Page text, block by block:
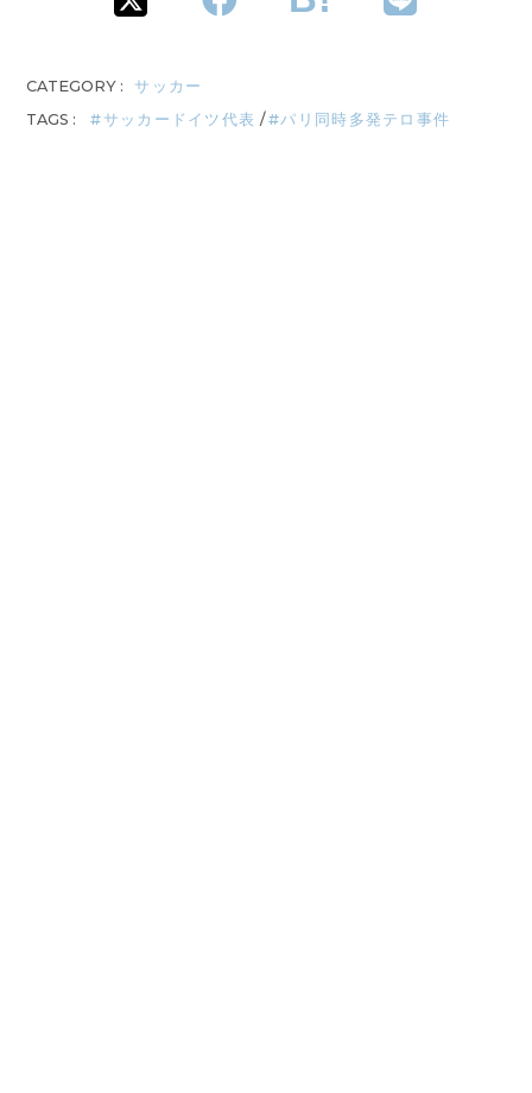
CATEGORY :
サッカー
TAGS :
サッカードイツ代表 パリ同時多発テロ事件